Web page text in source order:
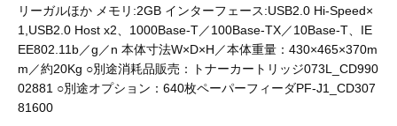
リーガルほか メモリ:2GB インターフェース:USB2.0 Hi-Speed×
1,USB2.0 Host x2、1000Base-T／100Base-TX／10Base-T、IE
EE802.11b／g／n 本体寸法W×D×H／本体重量：430×465×370m
m／約20Kg ○別途消耗品販売：トナーカートリッジ073L_CD990
02881 ○別途オプション：640枚ペーパーフィーダPF-J1_CD307
81600